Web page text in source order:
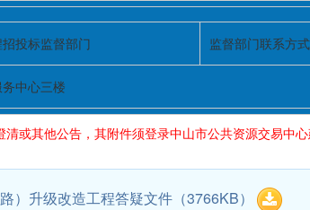
投标监督部门 监督部门联系方式
中心三楼
或其他公告，其附件须登录中山市公共资源交易中
）升级改造工程答疑文件 （3766KB）